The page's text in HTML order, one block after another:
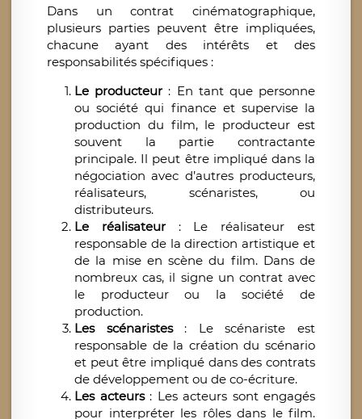
Dans un contrat cinématographique,
plusieurs parties peuvent être impliquées,
chacune ayant des intérêts et des
responsabilités spécifiques :
Le producteur : En tant que personne
ou société qui finance et supervise la
production du film, le producteur est
souvent la partie contractante
principale. Il peut être impliqué dans la
négociation avec d’autres producteurs,
réalisateurs, scénaristes, ou
distributeurs.
Le réalisateur: Le réalisateur est
responsable de la direction artistique et
de la mise en scène du film. Dans de
nombreux cas, il signe un contrat avec
le producteur ou la société de
production.
Les scénaristes: Le scénariste est
responsable de la création du scénario
et peut être impliqué dans des contrats
de développement ou de co-écriture.
Les acteurs: Les acteurs sont engagés
pour interpréter les rôles dans le film.